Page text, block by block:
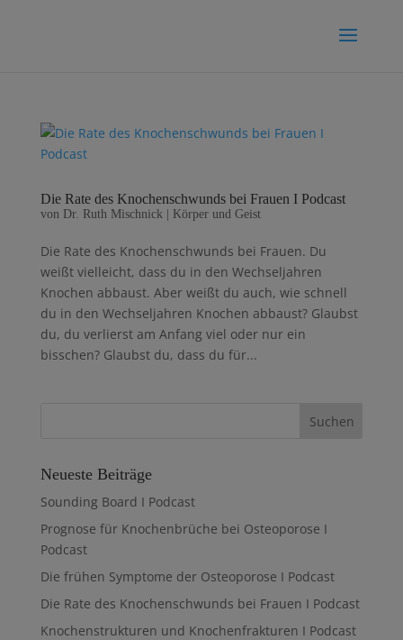
Die Rate des Knochenschwunds bei Frauen I Podcast
von Dr. Ruth Mischnick| Körper und Geist
Die Rate des Knochenschwunds bei Frauen. Du
weißt vielleicht, dass du in den Wechseljahren
Knochen abbaust. Aber weißt du auch, wie schnell
du in den Wechseljahren Knochen abbaust? Glaubst
du, du verlierst am Anfang viel oder nur ein
bisschen? Glaubst du, dass du für...
Neueste Beiträge
Sounding Board I Podcast
Prognose für Knochenbrüche bei Osteoporose I
Podcast
Die frühen Symptome der Osteoporose I Podcast
Die Rate des Knochenschwunds bei Frauen I Podcast
Knochenstrukturen und Knochenfrakturen I Podcast